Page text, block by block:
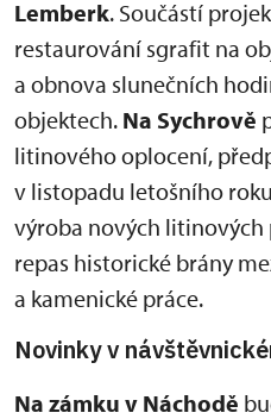
Lemberk. Součástí
restaurování sgrafit na
a obnova slunečních
objektech. Na Sychrově
litinového oplocení,
v listopadu letošního
výroba nových
repas historické brány
a kamenické práce.
Novinky v
Na zámku v Náchodě